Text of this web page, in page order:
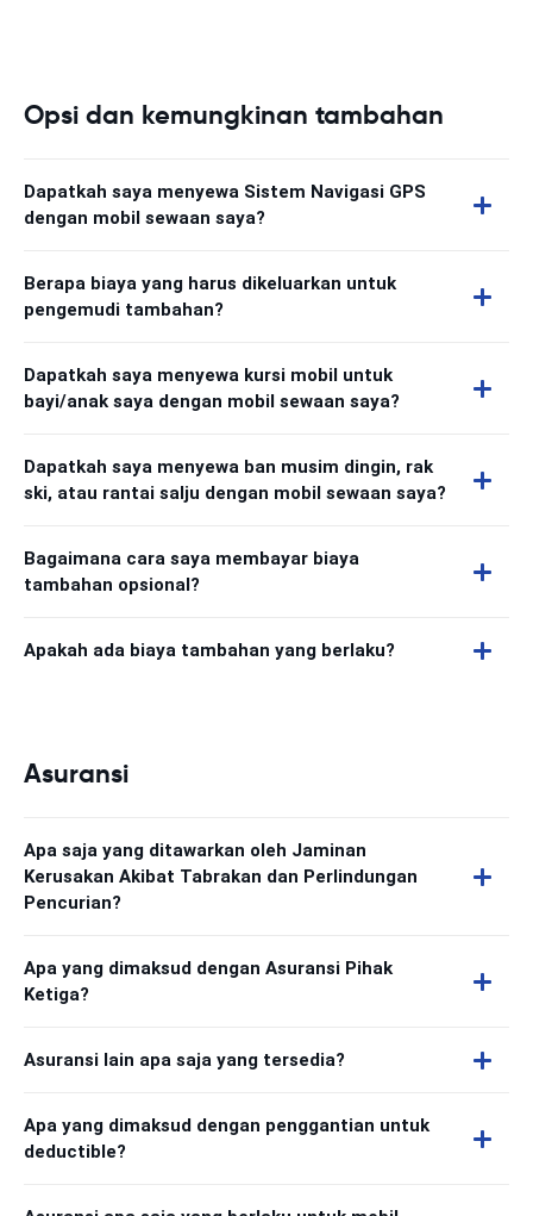
Opsi dan kemungkinan tambahan
Dapatkah saya menyewa Sistem Navigasi GPS
dengan mobil sewaan saya?
Berapa biaya yang harus dikeluarkan untuk
pengemudi tambahan?
Dapatkah saya menyewa kursi mobil untuk
bayi/anak saya dengan mobil sewaan saya?
Dapatkah saya menyewa ban musim dingin, rak
ski, atau rantai salju dengan mobil sewaan saya?
Bagaimana cara saya membayar biaya
tambahan opsional?
Apakah ada biaya tambahan yang berlaku?
Asuransi
Apa saja yang ditawarkan oleh Jaminan
Kerusakan Akibat Tabrakan dan Perlindungan
Pencurian?
Apa yang dimaksud dengan Asuransi Pihak
Ketiga?
Asuransi lain apa saja yang tersedia?
Apa yang dimaksud dengan penggantian untuk
deductible?